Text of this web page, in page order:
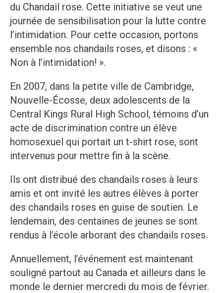
du Chandail rose. Cette initiative se veut une
journée de sensibilisation pour la lutte contre
l’intimidation. Pour cette occasion, portons
ensemble nos chandails roses, et disons : «
Non à l’intimidation! ».
En 2007, dans la petite ville de Cambridge,
Nouvelle-Écosse, deux adolescents de la
Central Kings Rural High School, témoins d’un
acte de discrimination contre un élève
homosexuel qui portait un t-shirt rose, sont
intervenus pour mettre fin à la scène.
Ils ont distribué des chandails roses à leurs
amis et ont invité les autres élèves à porter
des chandails roses en guise de soutien. Le
lendemain, des centaines de jeunes se sont
rendus à l’école arborant des chandails roses.
Annuellement, l’événement est maintenant
souligné partout au Canada et ailleurs dans le
monde le dernier mercredi du mois de février.